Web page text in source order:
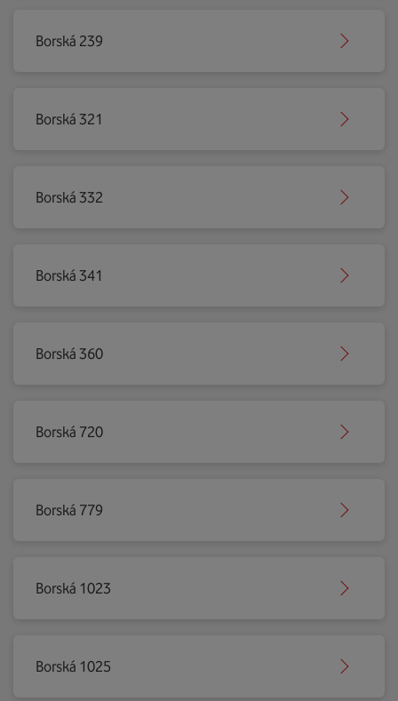
Borská 239
Borská 321
Borská 332
Borská 341
Borská 360
Borská 720
Borská 779
Borská 1023
Borská 1025